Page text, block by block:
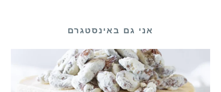
אני גם באינסטגרם